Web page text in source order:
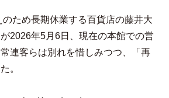
のため長期休業する百貨店の藤井大
2026年5月6日、現在の本館での営
連客らは別れを惜しみつつ、「再
。